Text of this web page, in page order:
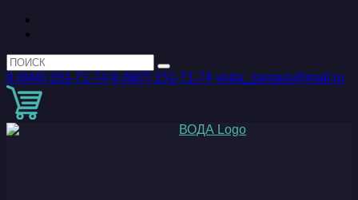
8 (846) 201-71-74 8 (987) 151-71-74 voda_samara@mail.ru